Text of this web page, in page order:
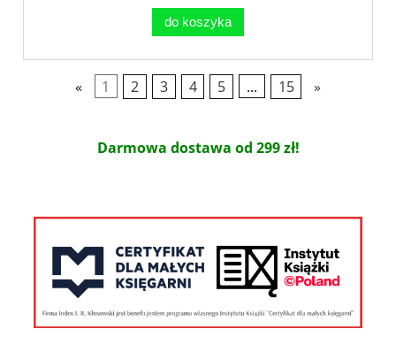
do koszyka
« 1 2 3 4 5 ... 15 »
Darmowa dostawa od 299 zł!